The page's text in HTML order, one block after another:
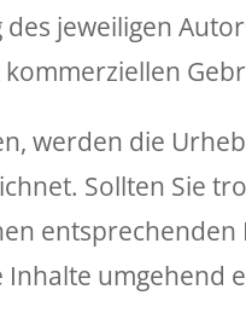
jeweiligen
werden die
Sollten Sie
entsprechenden
umgehend